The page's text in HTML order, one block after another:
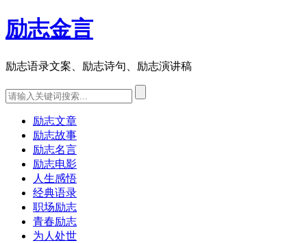
励志金言
励志语录文案、励志诗句、励志演讲稿
励志文章
励志故事
励志名言
励志电影
人生感悟
经典语录
职场励志
青春励志
为人处世